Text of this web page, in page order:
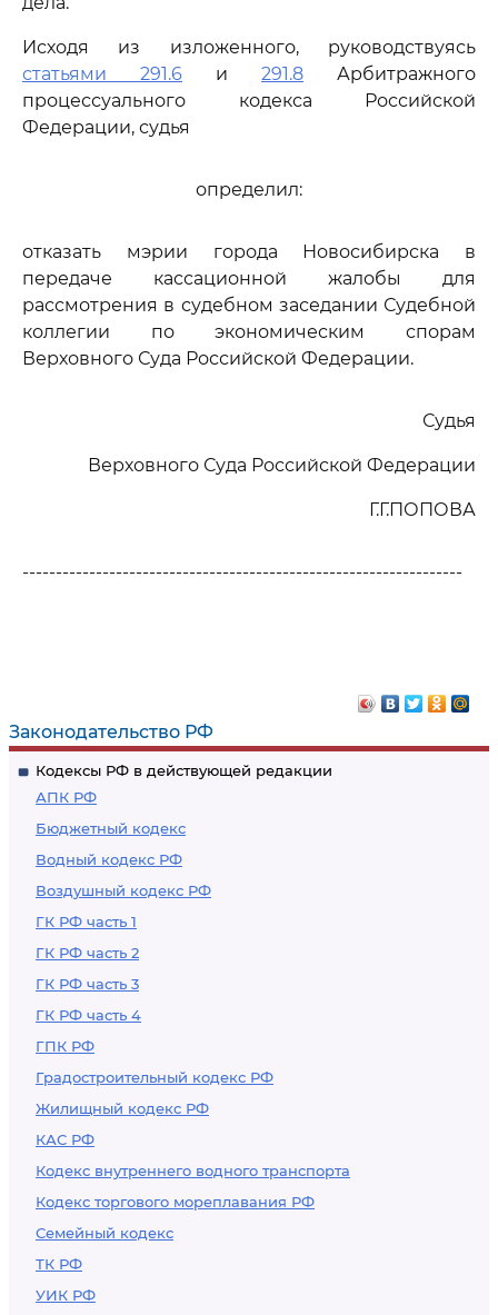
Законодательство РФ
Кодексы РФ в действующей редакции
АПК РФ
Бюджетный кодекс
Водный кодекс РФ
Воздушный кодекс РФ
ГК РФ часть 1
ГК РФ часть 2
ГК РФ часть 3
ГК РФ часть 4
ГПК РФ
Градостроительный кодекс РФ
Жилищный кодекс РФ
КАС РФ
Кодекс внутреннего водного транспорта
Кодекс торгового мореплавания РФ
Семейный кодекс
ТК РФ
УИК РФ
Исходя из изложенного, руководствуясь
статьями 291.6 и 291.8 Арбитражного
процессуального кодекса Российской
Федерации, судья
определил:
отказать мэрии города Новосибирска в
передаче кассационной жалобы для
рассмотрения в судебном заседании Судебной
коллегии по экономическим спорам
Верховного Суда Российской Федерации.
Судья
Верховного Суда Российской Федерации
Г.Г.ПОПОВА
------------------------------------------------------------------